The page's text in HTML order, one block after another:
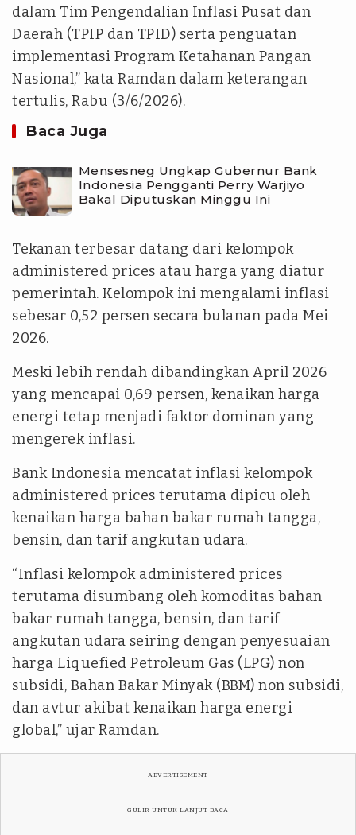
dalam Tim Pengendalian Inflasi Pusat dan
Daerah (TPIP dan TPID) serta penguatan
implementasi Program Ketahanan Pangan
Nasional,” kata Ramdan dalam keterangan
tertulis, Rabu (3/6/2026).
Baca Juga
Mensesneg Ungkap Gubernur Bank
Indonesia Pengganti Perry Warjiyo
Bakal Diputuskan Minggu Ini
Tekanan terbesar datang dari kelompok
administered prices atau harga yang diatur
pemerintah. Kelompok ini mengalami inflasi
sebesar 0,52 persen secara bulanan pada Mei
2026.
Meski lebih rendah dibandingkan April 2026
yang mencapai 0,69 persen, kenaikan harga
energi tetap menjadi faktor dominan yang
mengerek inflasi.
Bank Indonesia mencatat inflasi kelompok
administered prices terutama dipicu oleh
kenaikan harga bahan bakar rumah tangga,
bensin, dan tarif angkutan udara.
“Inflasi kelompok administered prices
terutama disumbang oleh komoditas bahan
bakar rumah tangga, bensin, dan tarif
angkutan udara seiring dengan penyesuaian
harga Liquefied Petroleum Gas (LPG) non
subsidi, Bahan Bakar Minyak (BBM) non subsidi,
dan avtur akibat kenaikan harga energi
global,” ujar Ramdan.
ADVERTISEMENT
GULIR UNTUK LANJUT BACA